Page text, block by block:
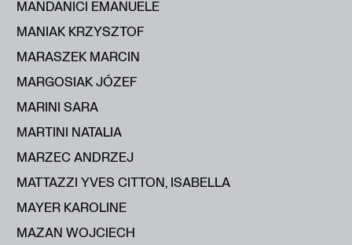
MANDANICI EMANUELE
MANIAK KRZYSZTOF
MARASZEK MARCIN
MARGOSIAK JÓZEF
MARINI SARA
MARTINI NATALIA
MARZEC ANDRZEJ
MATTAZZI YVES CITTON, ISABELLA
MAYER KAROLINE
MAZAN WOJCIECH